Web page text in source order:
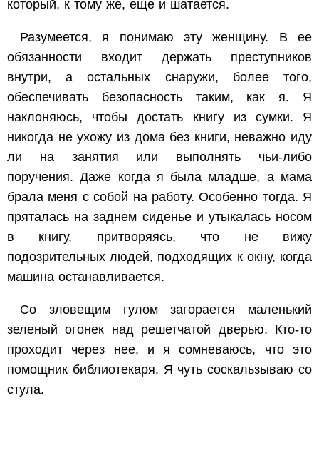
который, к тому же, еще и шатается.
Разумеется, я понимаю эту женщину. В ее
обязанности входит держать преступников
внутри, а остальных снаружи, более того,
обеспечивать безопасность таким, как я. Я
наклоняюсь, чтобы достать книгу из сумки. Я
никогда не ухожу из дома без книги, неважно иду
ли на занятия или выполнять чьи-либо
поручения. Даже когда я была младше, а мама
брала меня с собой на работу. Особенно тогда. Я
пряталась на заднем сиденье и утыкалась носом
в книгу, притворяясь, что не вижу
подозрительных людей, подходящих к окну, когда
машина останавливается.
Со зловещим гулом загорается маленький
зеленый огонек над решетчатой дверью. Кто-то
проходит через нее, и я сомневаюсь, что это
помощник библиотекаря. Я чуть соскальзываю со
стула.